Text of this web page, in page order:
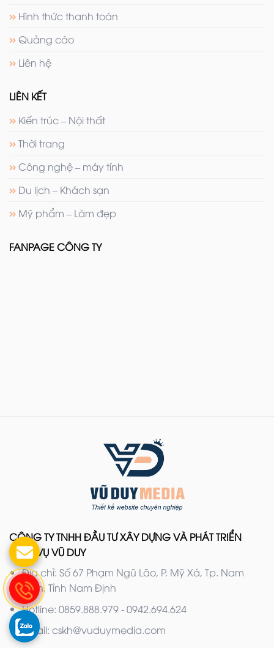
Hình thức thanh toán
Quảng cáo
Liên hệ
LIÊN KẾT
Kiến trúc – Nội thất
Thời trang
Công nghệ – máy tính
Du lịch – Khách sạn
Mỹ phẩm – Làm đẹp
FANPAGE CÔNG TY
CÔNG TY TNHH ĐẦU TƯ XÂY DỰNG VÀ PHÁT TRIỂN
DỊCH VỤ VŨ DUY
Địa chỉ: Số 67 Phạm Ngũ Lão, P. Mỹ Xá, Tp. Nam
Định, Tỉnh Nam Định
Hotline: 0859.888.979 - 0942.694.624
Email: cskh@vuduymedia.com